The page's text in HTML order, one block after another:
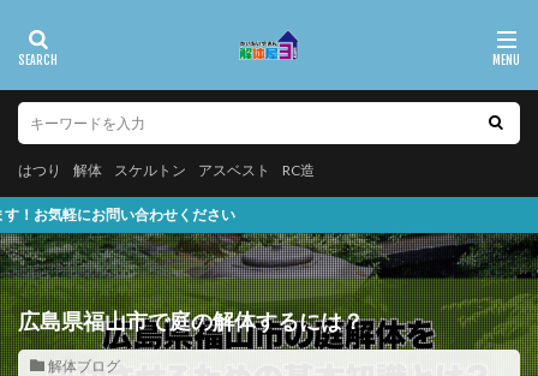
はつり 解体 スケルトン アスベスト RC造
さい
広島県福山市で庭の解体するには？
解体ブログ